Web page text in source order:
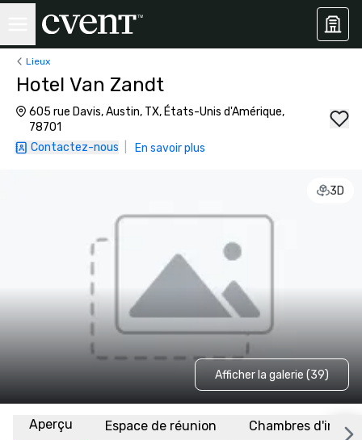
Lieux
Hotel Van Zandt
605 rue Davis, Austin, TX, États-Unis d'Amérique,
78701
Contactez-nous
En savoir plus
3D
Afficher la galerie (39)
Aperçu Espace de réunion Chambres